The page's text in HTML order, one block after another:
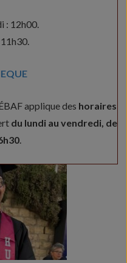
: 12h00.
applique des horaires
du lundi au vendredi, de
.